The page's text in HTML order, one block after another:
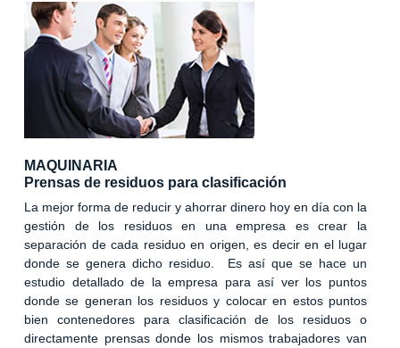
MAQUINARIA
Prensas de residuos para clasificación
La mejor forma de reducir y ahorrar dinero hoy en día con la
gestión de los residuos en una empresa es crear la
separación de cada residuo en origen, es decir en el lugar
donde se genera dicho residuo. Es así que se hace un
estudio detallado de la empresa para así ver los puntos
donde se generan los residuos y colocar en estos puntos
bien contenedores para clasificación de los residuos o
directamente prensas donde los mismos trabajadores van